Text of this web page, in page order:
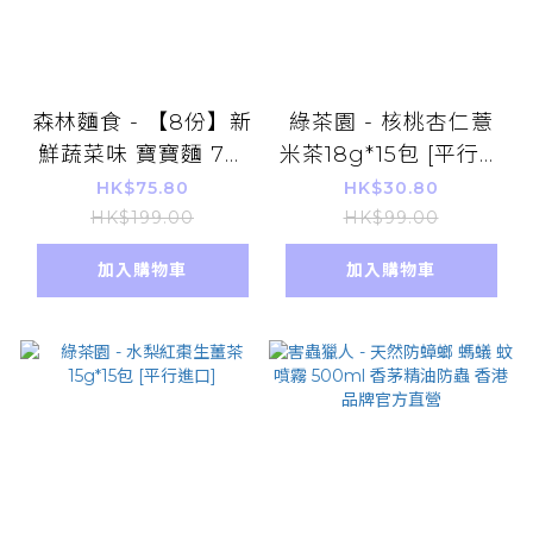
森林麵食 - 【8份】新
鮮蔬菜味 寶寶麵 7個
月以上嬰幼兒麵 (平行
進口) 無鹽寶寶麵 低鈉
BB麵 新舊包裝隨機發
貨
HK$75.80
HK$199.00
加入購物車
綠茶園 - 核桃杏仁薏
米茶18g*15包 [平行進
口]
HK$30.80
HK$99.00
加入購物車